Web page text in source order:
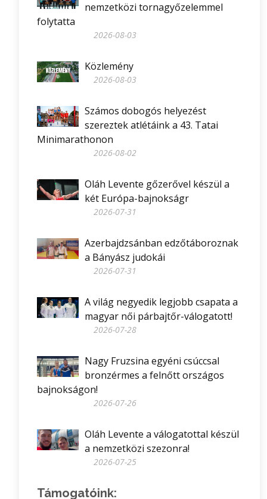
nemzetközi tornagyőzelemmel
folytatta
2026-08-03
Közlemény
2026-08-03
Számos dobogós helyezést
szereztek atlétáink a 43. Tatai
Minimarathonon
2026-08-02
Oláh Levente gőzerővel készül a
két Európa-bajnokságr
2026-07-31
Azerbajdzsánban edzőtáboroznak
a Bányász judokái
2026-07-31
A világ negyedik legjobb csapata a
magyar női párbajtőr-válogatott!
2026-07-28
Nagy Fruzsina egyéni csúccsal
bronzérmes a felnőtt országos
bajnokságon!
2026-07-26
Oláh Levente a válogatottal készül
a nemzetközi szezonra!
2026-07-25
Támogatóink: